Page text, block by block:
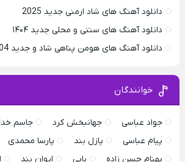
دانلود آهنگ های شاد ارمنی جدید 2025
دانلود آهنگ های سنتی و محلی جدید ۱۴۰۴
دانلود آهنگ های هومن پناهی شاد و جدید 1404
خوانندگان
جواد عباسی جهانبخش کرد
جاسم
پیام عباسی
پازل بند پارسا محمدی
بهنام حسن زاده
بابی ایوان بند